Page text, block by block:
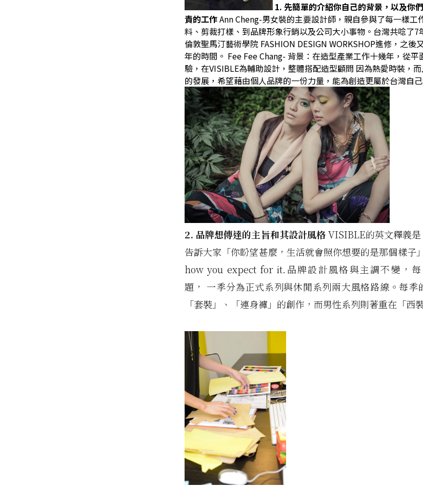
1. 先簡單的介紹你自己的背景，以及你
責的工作Ann Cheng-男女裝的主要設計師，親自參與了每一樣工
料、剪裁打樣、到品牌形象行銷以及公司大小事物。 台灣共唸了7
倫敦聖馬汀藝術學院 FASHION DESIGN WORKSHOP進修， 之後
年的時間 。 Fee Fee Chang- 背景：在造型產業工作十幾年，從平
驗，在VISIBLE為輔助設計，整體搭配造型顧問 因為熱愛時裝，
的發展，希望藉由個人品牌的一份力量，能為創造更屬於台灣自
2. 品牌想傳達的主旨和其設計風格VISIBLE的英文釋義
告訴大家「你盼望甚麼，生活就會照你想要的是那個樣子」
how you expect for it. 品牌設計風格與主調不變，
題， 一季分為正式系列與休閒系列兩大風格路線。每季
「套裝」、「連身褲」的創作，而男性系列則著重在「西